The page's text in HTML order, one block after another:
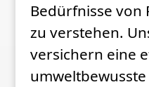
Bedürfnisse von
zu verstehen.
versichern eine